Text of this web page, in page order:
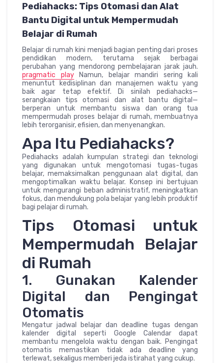
Pediahacks: Tips Otomasi dan Alat
Bantu Digital untuk Mempermudah
Belajar di Rumah
Belajar di rumah kini menjadi bagian penting dari proses
pendidikan modern, terutama sejak berbagai
perubahan yang mendorong pembelajaran jarak jauh.
pragmatic playNamun, belajar mandiri sering kali
menuntut kedisiplinan dan manajemen waktu yang
baik agar tetap efektif. Di sinilah pediahacks—
serangkaian tips otomasi dan alat bantu digital—
berperan untuk membantu siswa dan orang tua
mempermudah proses belajar di rumah, membuatnya
lebih terorganisir, efisien, dan menyenangkan.
Apa Itu Pediahacks?
Pediahacks adalah kumpulan strategi dan teknologi
yang digunakan untuk mengotomasi tugas-tugas
belajar, memaksimalkan penggunaan alat digital, dan
mengoptimalkan waktu belajar. Konsep ini bertujuan
untuk mengurangi beban administratif, meningkatkan
fokus, dan mendukung pola belajar yang lebih produktif
bagi pelajar di rumah.
Tips Otomasi untuk
Mempermudah Belajar
di Rumah
1. Gunakan Kalender
Digital dan Pengingat
Otomatis
Mengatur jadwal belajar dan deadline tugas dengan
kalender digital seperti Google Calendar dapat
membantu mengelola waktu dengan baik. Pengingat
otomatis memastikan tidak ada deadline yang
terlewat, sekaligus memberi jeda istirahat yang cukup.